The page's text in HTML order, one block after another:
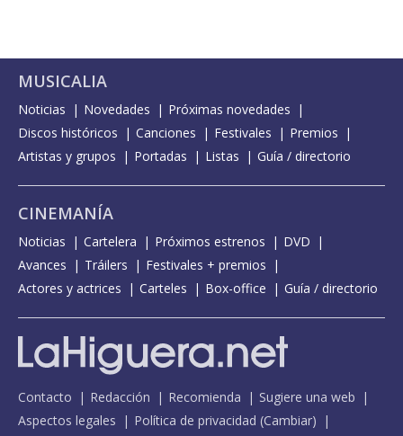
MUSICALIA
Noticias Novedades
Próximas novedades
Discos históricos
Canciones Festivales
Premios
Artistas y grupos
Portadas Listas Guía / directorio
CINEMANÍA
Noticias Cartelera Próximos estrenos
DVD
Avances
Tráilers
Festivales + premios
Actores y actrices
Carteles Box-office Guía / directorio
Contacto Redacción Recomienda
Sugiere una web
Aspectos legales
Política de privacidad (Cambiar)